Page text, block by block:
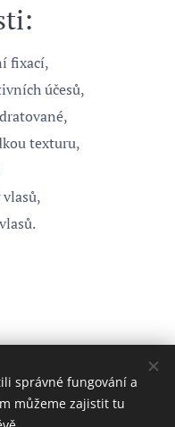
fixací,
účesů,
texturu,
správné fungování a
můžeme zajistit tu